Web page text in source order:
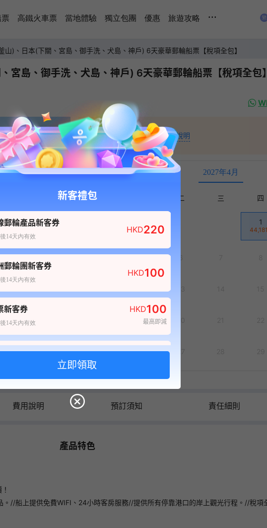
高鐵火車票 當地體驗 獨立包團 優惠 旅遊攻略 ...
山)、日本(下關、宮島、御手洗、犬島、神戶) 6天豪華郵輪船票【稅項全包】
宮島、御手洗、犬島、神戶) 6天豪華郵輪船票【稅項全
1
HKD 44,181+ 起價說明
2027年4月
二 三 四
1
44,181
19
25 26
日曆價格以港幣為單位
費用說明 預訂須知 責任細則
產品特色
//船上提供免費WIFI、24小時客房服務//提供所有停靠港口的岸上觀光行程。//稅項
新客禮包
郵輪產品新客券
14天內有效
HKD220
郵輪團新客券
14天內有效
HKD100
新客券
14天內有效
HKD100
最高即減
新客券 HKD80
後14天內有效